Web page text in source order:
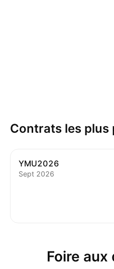
Contrats les plus
YMU2026
Sept 2026
Foire